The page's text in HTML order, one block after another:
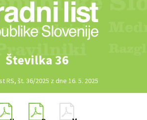
Številka 36
RS, št. 36/2025 z dne 16. 5. 2025